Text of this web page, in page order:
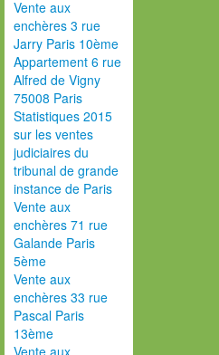
Vente aux
enchères 3 rue
Jarry Paris 10ème
Appartement 6 rue
Alfred de Vigny
75008 Paris
Statistiques 2015
sur les ventes
judiciaires du
tribunal de grande
instance de Paris
Vente aux
enchères 71 rue
Galande Paris
5ème
Vente aux
enchères 33 rue
Pascal Paris
13ème
Vente aux